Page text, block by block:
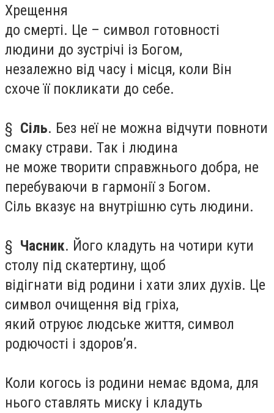
Хрещення
до смерті. Це – символ готовності
людини до зустрічі із Богом,
незалежно від часу і місця, коли Він
схоче її покликати до себе.
§ Сіль. Без неї не можна відчути повноти
смаку страви. Так і людина
не може творити справжнього добра, не
перебуваючи в гармонії з Богом.
Сіль вказує на внутрішню суть людини.
§ Часник. Його кладуть на чотири кути
столу під скатертину, щоб
відігнати від родини і хати злих духів. Це
символ очищення від гріха,
який отруює людське життя, символ
родючості і здоров’я.
Коли когось із родини немає вдома, для
нього ставлять миску і кладуть